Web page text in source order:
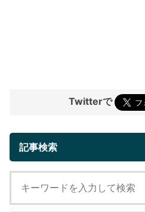
Twitterで
記事検索